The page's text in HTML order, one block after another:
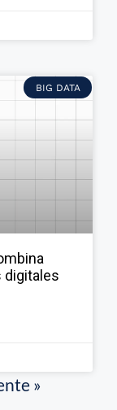
BIG DATA
digitales
»